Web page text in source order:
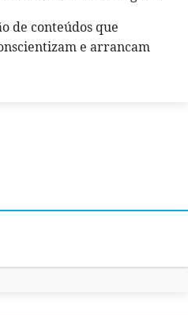
de conteúdos que
e arrancam